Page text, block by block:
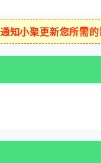
知小聚更新您所需